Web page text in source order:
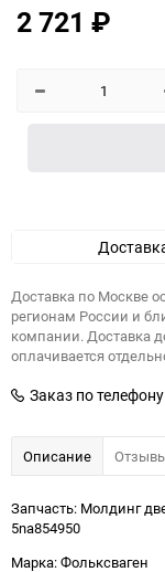
2 721 ₽
Доставка по Москве
регионам России и
компании. Доставка
оплачивается
Заказ по телефону
Описание
Запчасть: Молдинг
5na854950
Марка: Фольксваген